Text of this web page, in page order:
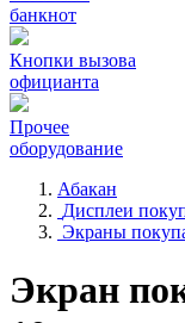
банкнот
Кнопки вызова
официанта
Прочее
оборудование
Абакан
Дисплеи
Экраны
Экран